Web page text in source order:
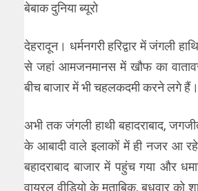
बेबाक दुनिया ब्यूरो
देहरादून। धर्मनगरी हरिद्वार में जंगली
से जहां आमजनमानस में खौफ का
बीच बाजार में भी चहलकदमी करने लगे हैं।
अभी तक जंगली हाथी बहादराबाद,
के आबादी वाले इलाकों में ही नजर आ
बहादराबाद बाजार में पहुंच गया और
वायरल वीडियो के मुताबिक, बुधवार